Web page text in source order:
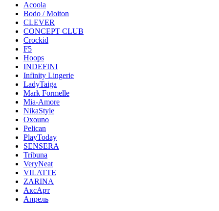
Acoola
Bodo / Moiton
CLEVER
CONCEPT CLUB
Crockid
F5
Hoops
INDEFINI
Infinity Lingerie
LadyTaiga
Mark Formelle
Mia-Amore
NikaStyle
Oxouno
Pelican
PlayToday
SENSERA
Tribuna
VeryNeat
VILATTE
ZARINA
АксАрт
Апрель